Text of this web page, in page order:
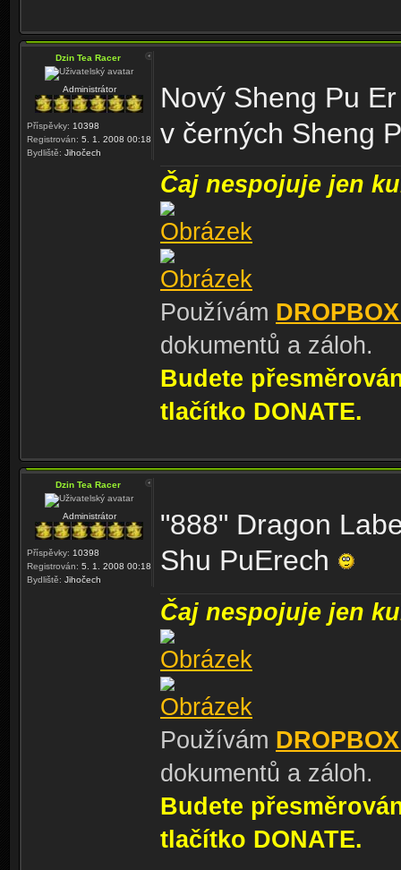
Dzin Tea Racer
Administrátor
Příspěvky: 10398
Registrován: 5. 1. 2008 00:18
Bydliště: Jihočech
Nový Sheng Pu
v černých Sheng
Čaj nespojuje jen
Používám
dokumentů a záloh.
Budete
tlačítko DONATE.
Dzin Tea Racer
Administrátor
Příspěvky: 10398
Registrován: 5. 1. 2008 00:18
Bydliště: Jihočech
"888" Dragon
Shu PuErech
Čaj nespojuje jen
Používám
dokumentů a záloh.
Budete
tlačítko DONATE.